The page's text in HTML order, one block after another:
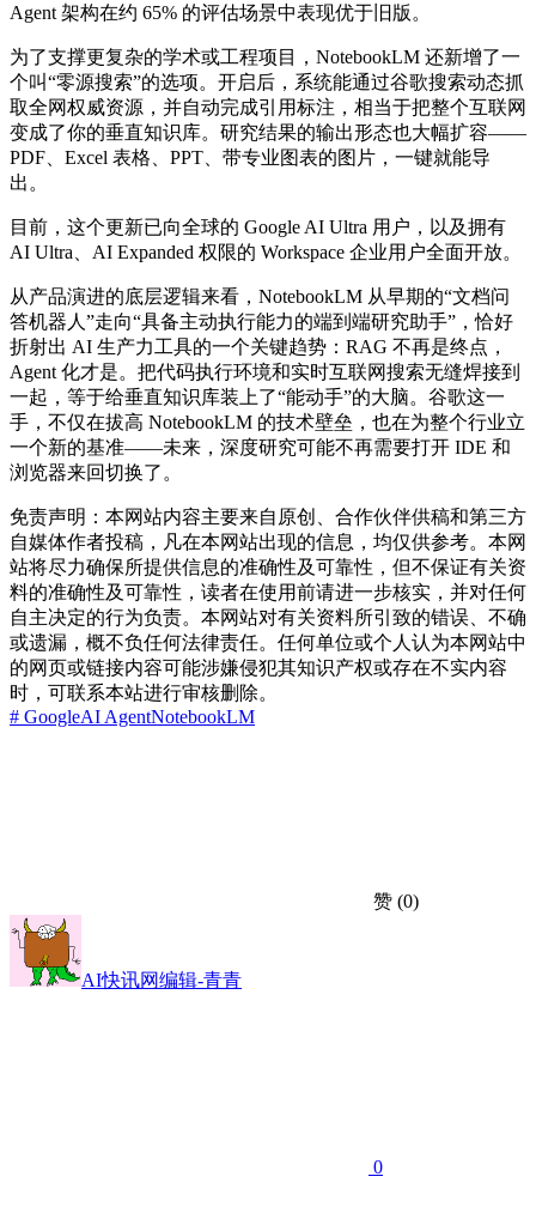
Agent 架构在约 65% 的评估场景中表现优于旧版。
为了支撑更复杂的学术或工程项目，NotebookLM 还新增了一
个叫“零源搜索”的选项。开启后，系统能通过谷歌搜索动态抓
取全网权威资源，并自动完成引用标注，相当于把整个互联网
变成了你的垂直知识库。研究结果的输出形态也大幅扩容——
PDF、Excel 表格、PPT、带专业图表的图片，一键就能导
出。
目前，这个更新已向全球的 Google AI Ultra 用户，以及拥有
AI Ultra、AI Expanded 权限的 Workspace 企业用户全面开放。
从产品演进的底层逻辑来看，NotebookLM 从早期的“文档问
答机器人”走向“具备主动执行能力的端到端研究助手”，恰好
折射出 AI 生产力工具的一个关键趋势：RAG 不再是终点，
Agent 化才是。把代码执行环境和实时互联网搜索无缝焊接到
一起，等于给垂直知识库装上了“能动手”的大脑。谷歌这一
手，不仅在拔高 NotebookLM 的技术壁垒，也在为整个行业立
一个新的基准——未来，深度研究可能不再需要打开 IDE 和
浏览器来回切换了。
免责声明：本网站内容主要来自原创、合作伙伴供稿和第三方
自媒体作者投稿，凡在本网站出现的信息，均仅供参考。本网
站将尽力确保所提供信息的准确性及可靠性，但不保证有关资
料的准确性及可靠性，读者在使用前请进一步核实，并对任何
自主决定的行为负责。本网站对有关资料所引致的错误、不确
或遗漏，概不负任何法律责任。任何单位或个人认为本网站中
的网页或链接内容可能涉嫌侵犯其知识产权或存在不实内容
时，可联系本站进行审核删除。
# GoogleAI AgentNotebookLM
赞 (0)
AI快讯网编辑-青青
0